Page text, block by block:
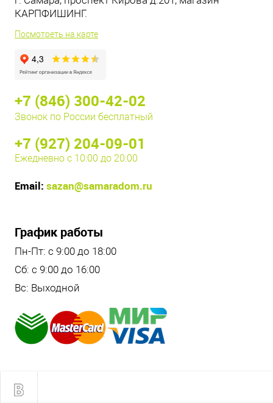
КАРПФИШИНГ.
Посмотреть на карте
+7 (846) 300-42-02
Звонок по России бесплатный
+7 (927) 204-09-01
Ежедневно с 10:00 до 20:00
Email: sazan@samaradom.ru
График работы
Пн-Пт: с 9:00 до 18:00
Сб: с 9:00 до 16:00
Вс: Выходной